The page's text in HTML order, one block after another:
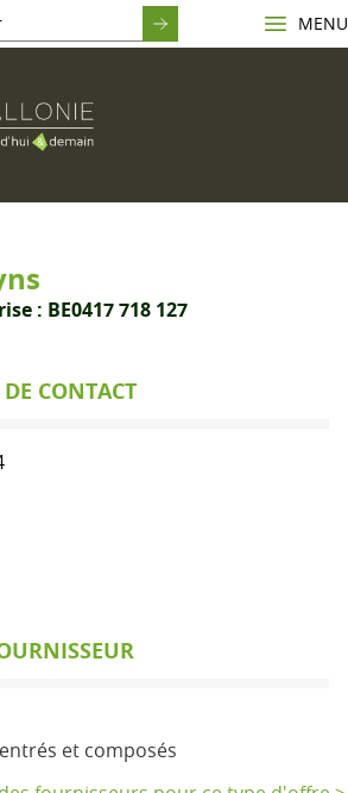
MENU
: BE0417 718 127
CONTACT
et composés